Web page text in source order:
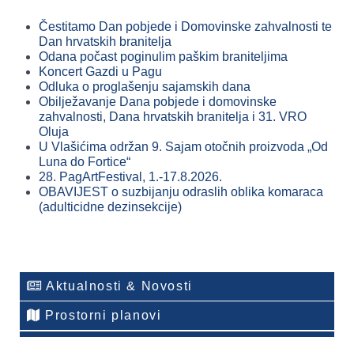
Čestitamo Dan pobjede i Domovinske zahvalnosti te
Dan hrvatskih branitelja
Odana počast poginulim paškim braniteljima
Koncert Gazdi u Pagu
Odluka o proglašenju sajamskih dana
Obilježavanje Dana pobjede i domovinske
zahvalnosti, Dana hrvatskih branitelja i 31. VRO
Oluja
U Vlašićima održan 9. Sajam otočnih proizvoda „Od
Luna do Fortice“
28. PagArtFestival, 1.-17.8.2026.
OBAVIJEST o suzbijanju odraslih oblika komaraca
(adulticidne dezinsekcije)
Aktualnosti & Novosti
Prostorni planovi